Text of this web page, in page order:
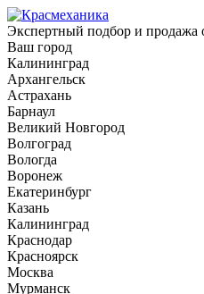
Экспертный подбор и продажа
Ваш город
Калининград
Архангельск
Астрахань
Барнаул
Великий Новгород
Волгоград
Вологда
Воронеж
Екатеринбург
Казань
Калининград
Краснодар
Красноярск
Москва
Мурманск